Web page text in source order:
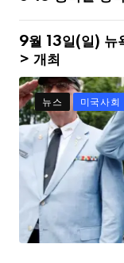
9월 13일(일) 뉴
> 개최
뉴스 미국사회